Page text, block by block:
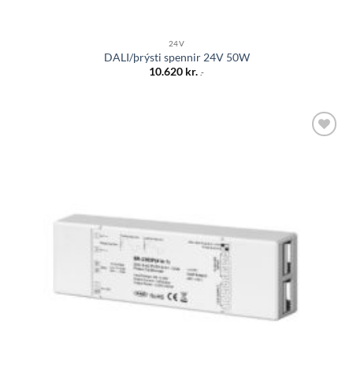
24V
DALI/þrýsti spennir 24V 50W
10.620 kr. .-